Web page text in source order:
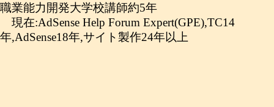
職業能力開発大学校講師約5年
現在:AdSense Help Forum Expert(GPE),TC14
年,AdSense18年,サイト製作24年以上